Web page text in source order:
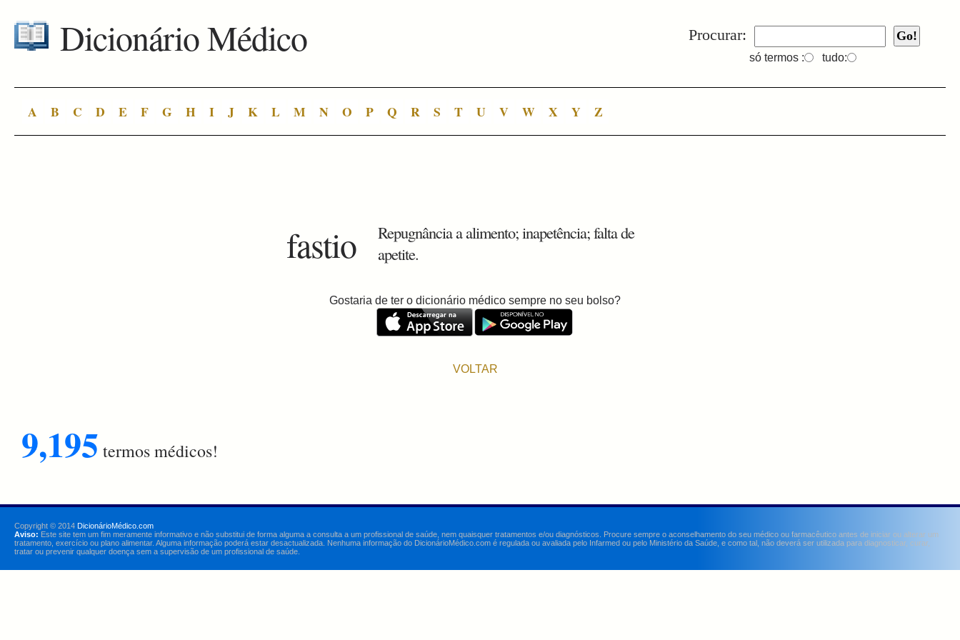
Procurar:
só termos : tudo:
Dicionário Médico
A B C D E F G H I J K L M N O P Q R S T U V W X Y Z
fastio
Repugnância a alimento; inapetência; falta de
apetite.
Gostaria de ter o dicionário médico sempre no seu bolso?
VOLTAR
9,195 termos médicos!
Copyright © 2014 DicionárioMédico.com
Aviso: Este site tem um fim meramente informativo e não substitui de forma alguma a consulta a um profissional de saúde, nem quaisquer tratamentos e/ou diagnósticos. Procure sempre o aconselhamento do seu médico ou farmacêutico antes de iniciar ou alterar um
tratamento, exercício ou plano alimentar. Alguma informação poderá estar desactualizada. Nenhuma informação do DicionárioMédico.com é regulada ou avaliada pelo Infarmed ou pelo Ministério da Saúde, e como tal, não deverá ser utilizada para diagnosticar, curar,
tratar ou prevenir qualquer doença sem a supervisão de um profissional de saúde.